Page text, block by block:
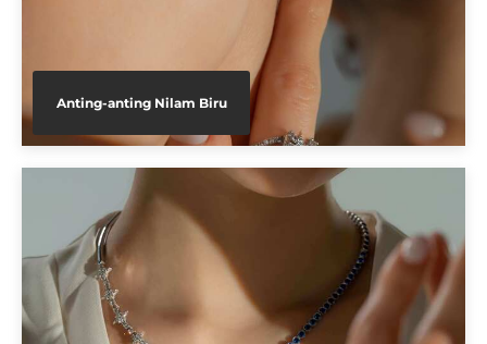
Anting-anting Nilam Biru